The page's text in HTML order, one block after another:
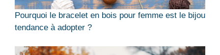
Pourquoi le bracelet en bois pour femme est le bijou
tendance à adopter ?